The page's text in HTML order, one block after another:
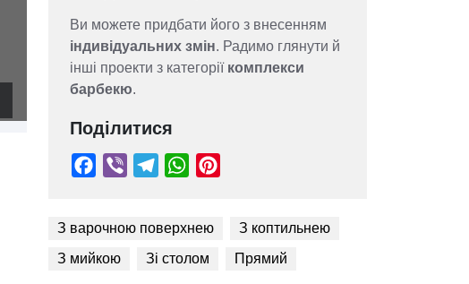
Ви можете придбати його з внесенням
індивідуальних змін. Радимо глянути й
інші проекти з категорії комплекси
барбекю.
Поділитися
Facebook
Viber
З варочною поверхнею
З коптильнею
З мийкою
Зі столом Прямий